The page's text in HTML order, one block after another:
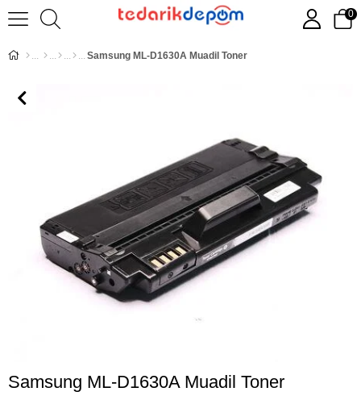
0
Samsung ML-D1630A Muadil Toner
Samsung ML-D1630A Muadil Toner